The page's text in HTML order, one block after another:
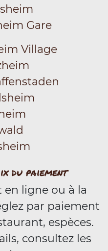
Gare
Village
du paiement
en ligne ou à la
par paiement
espèces.
consultez les